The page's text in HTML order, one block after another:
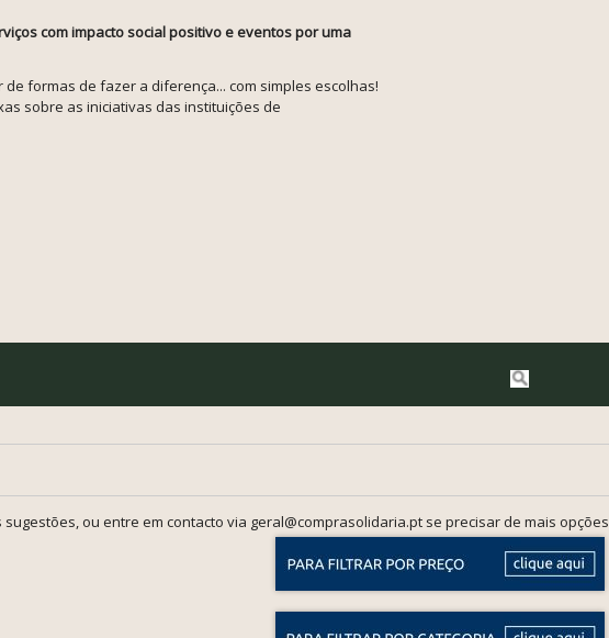
com impacto social positivo e eventos por uma
de formas de fazer a diferença... com simples escolhas!
sobre as iniciativas das instituições de
ou entre em contacto via geral@comprasolidaria.pt se precisar de mais opções